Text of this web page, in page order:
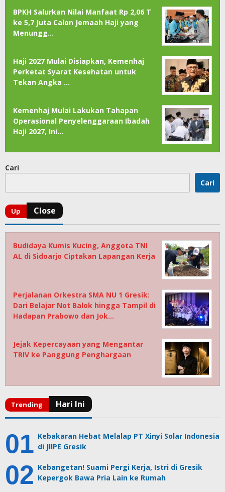
BPKH Salurkan Nilai Manfaat Rp 2,06 T
ke 5,7 Juta Calon Jemaah Haji yang
Menungg…
Haji 2027 Mulai Disiapkan, Kemenhaj
Perketat Syarat Kesehatan untuk
Tekan Angka …
Kemenhaj Mulai Lakukan Tahapan
Operasional Penyelenggaraan Ibadah
Haji 2027, Ini…
Cari
Cari
Budidaya Kumis Kucing, Anggota TNI
AL di Sidoarjo Ciptakan Lapangan Kerja
Perjalanan Orkestra SMA NU 1 Gresik:
Dari Belajar Not Balok hingga Tampil di
Hadapan Prabowo dan Jok…
Jejak Kepercayaan yang Mengantar
TRIV ke Panggung Penghargaan
Kebakaran Hebat Melalap PT Xinyi Solar Indonesia
di JIIPE Gresik
Kebangetan! Suami Pergi Kerja, Istri di Gresik
Kepergok Bawa Pria Lain ke Rumah